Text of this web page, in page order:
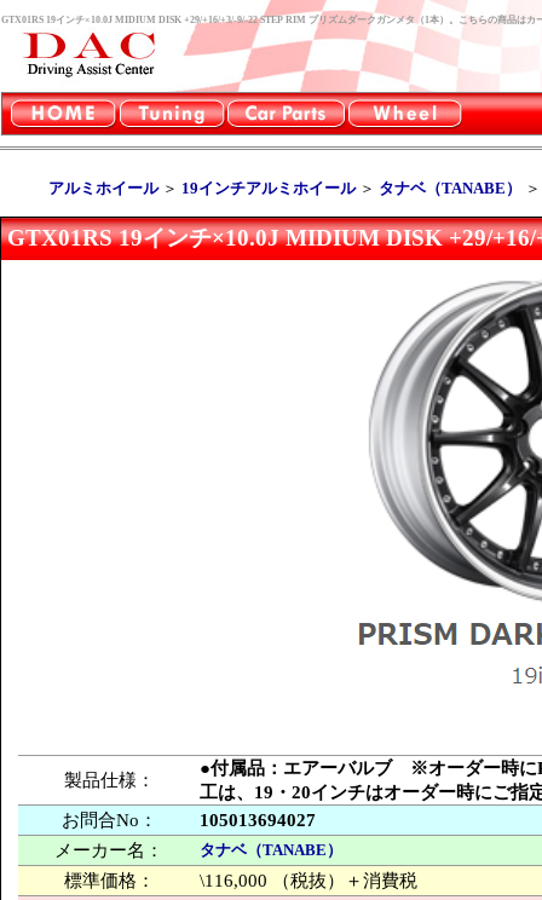
GTX01RS 19インチ×10.0J MIDIUM DISK +29/+16/+3/-9/-22 STEP RIM プリズムダークガンメタ（1本）。こちらの商品は
アルミホイール＞ 19インチアルミホイール＞ タナベ（TANABE）
GTX01RS 19インチ×10.0J MIDIUM DISK +29/
製品仕様：
●付属品：エアーバルブ ※オーダー時に
工は、19・20インチはオーダー時にご指
お問合No：
105013694027
メーカー名：
タナベ（TANABE）
標準価格：
\116,000 （税抜）＋消費税